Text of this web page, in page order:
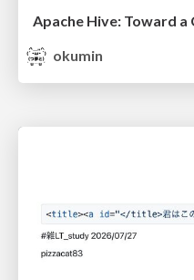
Apache Hive: Toward
okumin